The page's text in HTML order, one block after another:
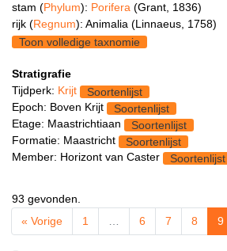
stam (Phylum): Porifera (Grant, 1836)
rijk (Regnum): Animalia (Linnaeus, 1758)
Toon volledige taxnomie
Stratigrafie
Tijdperk: Krijt
Soortenlijst
Epoch: Boven Krijt
Soortenlijst
Etage: Maastrichtiaan
Soortenlijst
Formatie: Maastricht
Soortenlijst
Member: Horizont van Caster
Soortenlijst
93 gevonden.
« Vorige
1 … 6 7 8 9